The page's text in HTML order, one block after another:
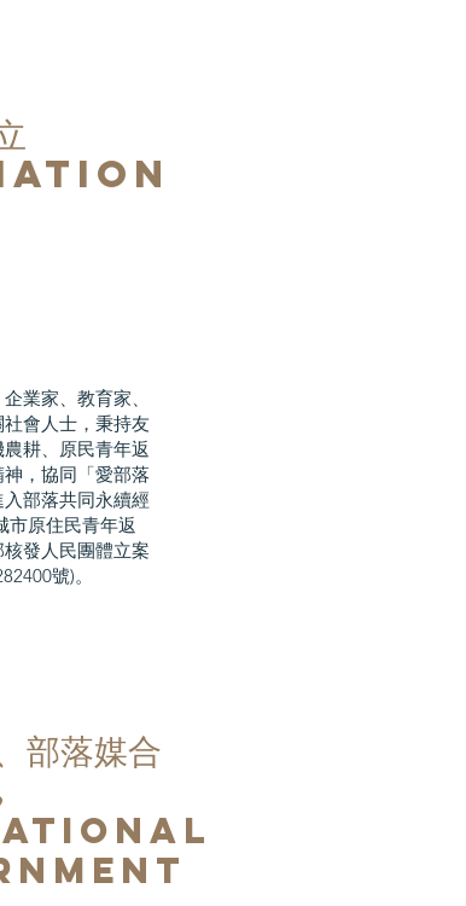
業家、教育家、
會人士，秉持友
耕、原民青年返
，協同「愛部落
部落共同永續經
市原住民青年返
發人民團體立案
號)。
部落媒合